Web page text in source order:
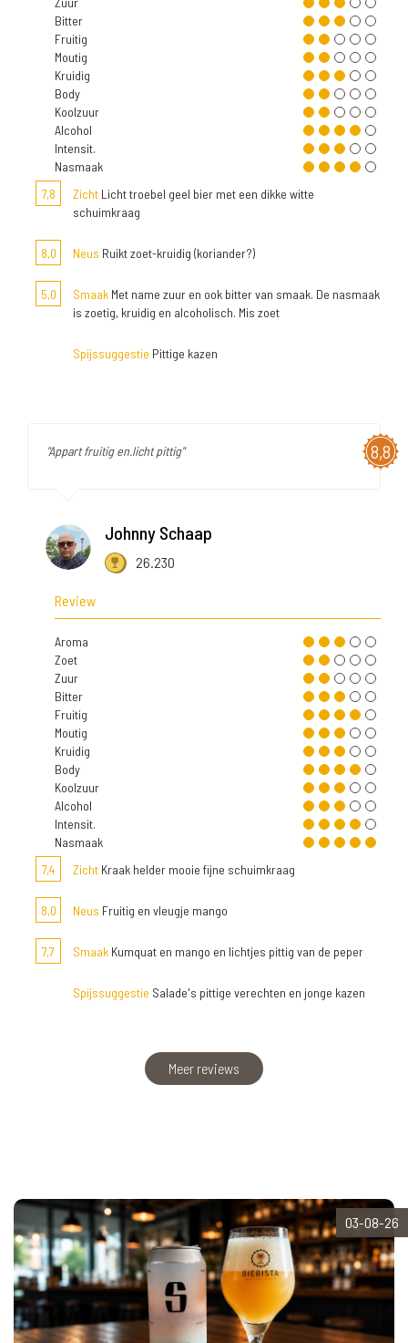
Bitter
Fruitig
Moutig
Kruidig
Body
Koolzuur
Alcohol
Intensit.
Nasmaak
7,8
Zicht Licht troebel geel bier met een dikke witte
schuimkraag
8,0 Neus Ruikt zoet-kruidig (koriander?)
5,0 Smaak Met name zuur en ook bitter van smaak. De nasmaak
is zoetig, kruidig en alcoholisch. Mis zoet
Spijssuggestie Pittige kazen
8,8
"Appart fruitig en.licht pittig"
Johnny Schaap
26.230
Review
Aroma
Zoet
Zuur
Bitter
Fruitig
Moutig
Kruidig
Body
Koolzuur
Alcohol
Intensit.
Nasmaak
7,4
Zicht Kraak helder mooie fijne schuimkraag
8,0 Neus Fruitig en vleugje mango
7,7 Smaak Kumquat en mango en lichtjes pittig van de peper
Spijssuggestie Salade's pittige verechten en jonge kazen
Meer reviews
03-08-26